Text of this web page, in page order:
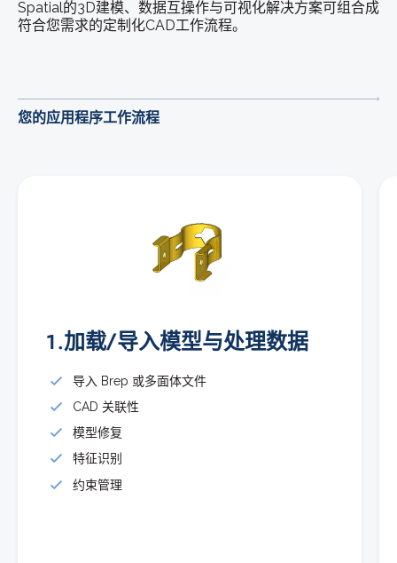
Spatial的3D建模、数据互操作与可视化解决方案可组合成
符合您需求的定制化CAD工作流程。
您的应用程序工作流程
1.加载/导入模型与处理数据
导入 Brep 或多面体文件
CAD 关联性
模型修复
特征识别
约束管理